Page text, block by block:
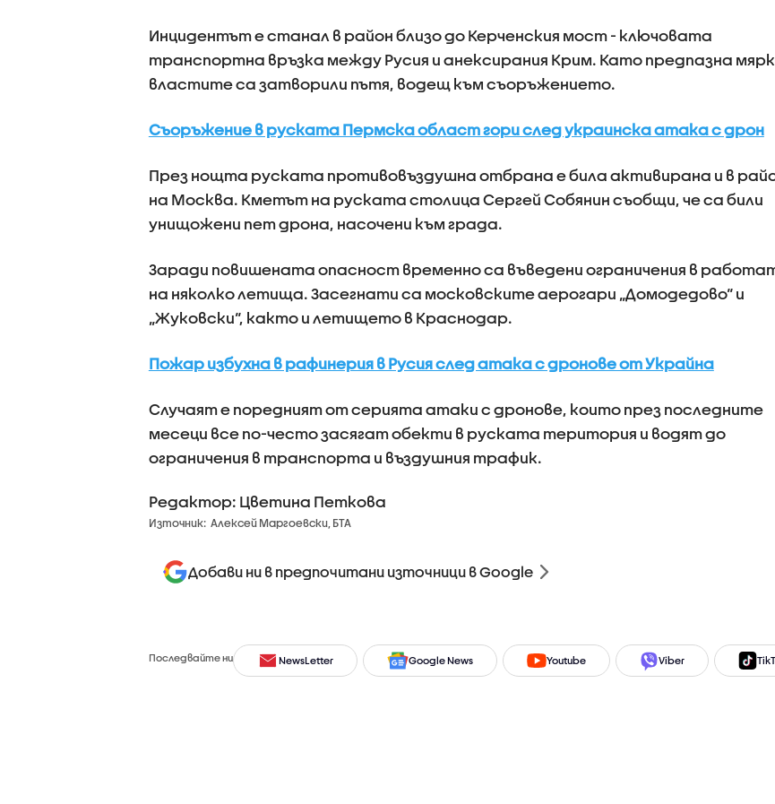
Инцидентът е станал в район близо до Керченския мост - ключовата
транспортна връзка между Русия и анексирания Крим. Като предпазна
властите са затворили пътя, водещ към съоръжението.
Съоръжение в руската Пермска област гори след украинска атака с дрон
През нощта руската противовъздушна отбрана е била активирана и в
на Москва. Кметът на руската столица Сергей Собянин съобщи, че са били
унищожени пет дрона, насочени към града.
Заради повишената опасност временно са въведени ограничения в
на няколко летища. Засегнати са московските аерогари „Домодедово“ и
„Жуковски“, както и летището в Краснодар.
Пожар избухна в рафинерия в Русия след атака с дронове от Украйна
Случаят е поредният от серията атаки с дронове, които през последните
месеци все по-често засягат обекти в руската територия и водят до
ограничения в транспорта и въздушния трафик.
Редактор: Цветина Петкова
Източник: Алексей Маргоевски, БТА
Добави ни в предпочитани източници в Google
Последвайте ни NewsLetter Google News Youtube Viber